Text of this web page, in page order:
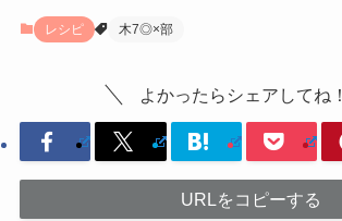
レシピ 木7◎×部
よかったらシェアしてね！
URLをコピーする